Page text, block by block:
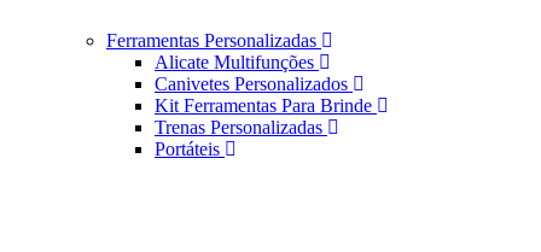
Ferramentas Personalizadas
Alicate Multifunções
Canivetes Personalizados
Kit Ferramentas Para Brinde
Trenas Personalizadas
Portáteis